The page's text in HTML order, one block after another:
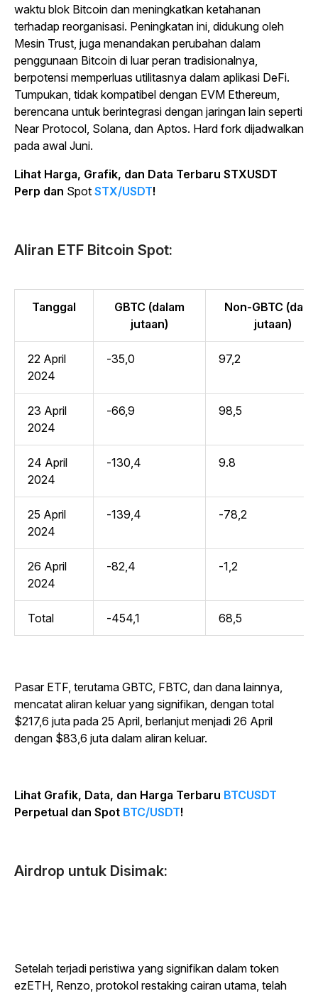
waktu blok Bitcoin dan meningkatkan ketahanan
terhadap reorganisasi. Peningkatan ini, didukung oleh
Mesin Trust, juga menandakan perubahan dalam
penggunaan Bitcoin di luar peran tradisionalnya,
berpotensi memperluas utilitasnya dalam aplikasi DeFi.
Tumpukan, tidak kompatibel dengan EVM Ethereum,
berencana untuk berintegrasi dengan jaringan lain seperti
Near Protocol, Solana, dan Aptos. Hard fork dijadwalkan
pada awal Juni.
Lihat Harga, Grafik, dan Data Terbaru STXUSDT
Perp dan Spot STX/USDT!
Aliran ETF Bitcoin Spot:
Tanggal
GBTC (dalam
jutaan)
Non-GBTC
jutaan)
22 April
2024
-35,0 97,2
23 April
2024
-66,9 98,5
24 April
2024
-130,4 9.8
25 April
2024
-139,4 -78,2
26 April
2024
-82,4 -1,2
Total -454,1 68,5
Pasar ETF, terutama GBTC, FBTC, dan dana lainnya,
mencatat aliran keluar yang signifikan, dengan total
$217,6 juta pada 25 April, berlanjut menjadi 26 April
dengan $83,6 juta dalam aliran keluar.
Lihat Grafik, Data, dan Harga Terbaru BTCUSDT
Perpetual dan Spot BTC/USDT!
Airdrop untuk Disimak:
Setelah terjadi peristiwa yang signifikan dalam token
ezETH, Renzo, protokol restaking cairan utama, telah